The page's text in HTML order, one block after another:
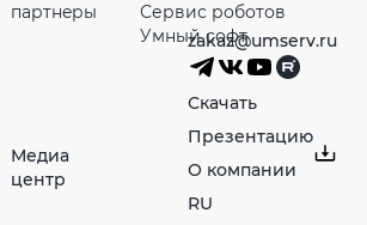
партнeры
Медиа
центр
Сервис роботов
Умный софт
zakaz@umserv.ru
Скачать
Презентацию
О компании
RU